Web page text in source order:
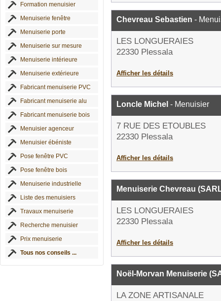
Formation menuisier
Menuiserie fenêtre
Menuiserie porte
Menuiserie sur mesure
Menuiserie intérieure
Menuiserie extérieure
Fabricant menuiserie PVC
Fabricant menuiserie alu
Fabricant menuiserie bois
Menuisier agenceur
Menuisier ébéniste
Pose fenêtre PVC
Pose fenêtre bois
Menuiserie industrielle
Liste des menuisiers
Travaux menuiserie
Recherche menuisier
Prix menuiserie
Tous nos conseils ...
Chevreau Sebastien -
LES LONGUERAIES
22330 Plessala
Afficher les détails
Loncle Michel - Menuisier
7 RUE DES ETOUBLES
22330 Plessala
Afficher les détails
Menuiserie Chevreau
LES LONGUERAIES
22330 Plessala
Afficher les détails
Noël-Morvan Menuiserie
LA ZONE ARTISANALE